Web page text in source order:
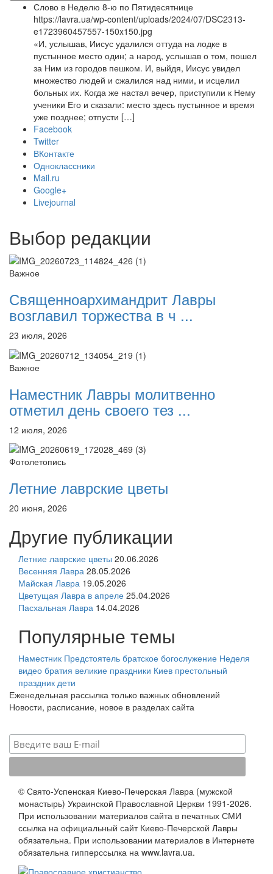
Слово в Неделю 8-ю по Пятидесятнице
https://lavra.ua/wp-content/uploads/2024/07/DSC2313-
e1723960457557-150x150.jpg
«И, услышав, Иисус удалился оттуда на лодке в
пустынное место один; а народ, услышав о том, пошел
за Ним из городов пешком. И, выйдя, Иисус увидел
множество людей и сжалился над ними, и исцелил
больных их. Когда же настал вечер, приступили к Нему
ученики Его и сказали: место здесь пустынное и время
уже позднее; отпусти […]
Facebook
Twitter
ВКонтакте
Одноклассники
Mail.ru
Google+
Livejournal
Выбор редакции
Важное
Священноархимандрит Лавры
возглавил торжества в ч ...
23 июля, 2026
Важное
Наместник Лавры молитвенно
отметил день своего тез ...
12 июля, 2026
Фотолетопись
Летние лаврские цветы
20 июня, 2026
Другие публикации
Летние лаврские цветы 20.06.2026
Весенняя Лавра 28.05.2026
Майская Лавра 19.05.2026
Цветущая Лавра в апреле 25.04.2026
Пасхальная Лавра 14.04.2026
Популярные темы
Наместник Предстоятель братское богослужение Неделя
видео братия великие праздники Киев престольный
праздник дети
Еженедельная рассылка только важных обновлений
Новости, расписание, новое в разделах сайта
© Свято-Успенская Киево-Печерская Лавра (мужской
монастырь) Украинской Православной Церкви 1991-2026.
При использовании материалов сайта в печатных СМИ
ссылка на официальный сайт Киево-Печерской Лавры
обязательна. При использовании материалов в Интернете
обязательна гипперссылка на www.lavra.ua.